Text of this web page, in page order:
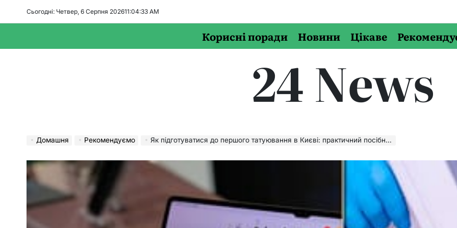
Сьогодні: Четвер, 6 Серпня 202611:04:34 AM
Корисні поради Новини Цікаве
24 News
Домашня Рекомендуємо Як підготуватися до першого татуювання в Києві: практичний посібник для новачків